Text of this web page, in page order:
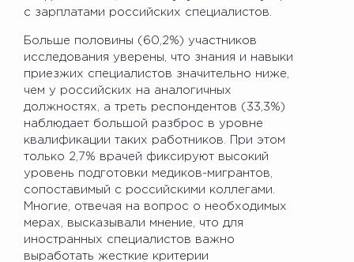
с зарплатами российских специалистов.
Больше половины (60,2%) участников
исследования уверены, что знания и навыки
приезжих специалистов значительно ниже,
чем у российских на аналогичных
должностях, а треть респондентов (33,3%)
наблюдает большой разброс в уровне
квалификации таких работников. При этом
только 2,7% врачей фиксируют высокий
уровень подготовки медиков-мигрантов,
сопоставимый с российскими коллегами.
Многие, отвечая на вопрос о необходимых
мерах, высказывали мнение, что для
иностранных специалистов важно
выработать жесткие критерии